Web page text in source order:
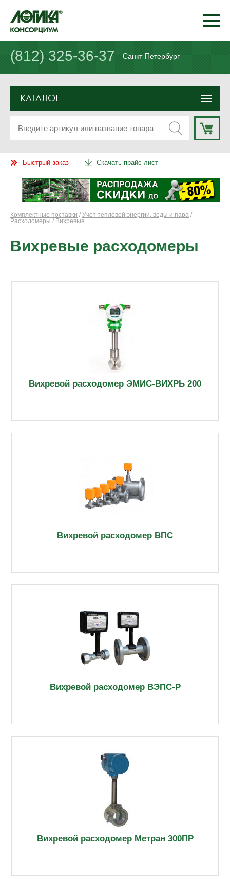
(812) 325-36-37 Санкт-Петербург
КАТАЛОГ
Быстрый заказ Скачать прайс-лист
Комплектные поставки / Учет тепловой энергии, воды и пара /
Расходомеры / Вихревые
Вихревые расходомеры
Вихревой расходомер ЭМИС-ВИХРЬ 200
Вихревой расходомер ВПС
Вихревой расходомер ВЭПС-Р
Вихревой расходомер Метран 300ПР